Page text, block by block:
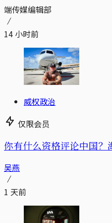
端传媒编辑部
14 小时前
威权政治
仅限会员
你有什么资格评论中国？
吴燕
1 天前